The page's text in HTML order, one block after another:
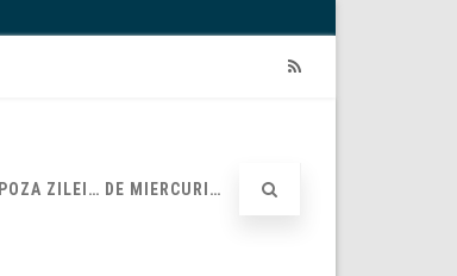
POZA ZILEI… DE MIERCURI…